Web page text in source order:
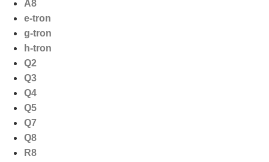
A8
e-tron
g-tron
h-tron
Q2
Q3
Q4
Q5
Q7
Q8
R8